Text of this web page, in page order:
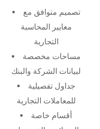
تصميم متوافق مع
معايير المحاسبة
التجارية
مساحات مخصصة
لبيانات الشركة والبنك
جداول تفصيلية
للمعاملات التجارية
أقسام خاصة